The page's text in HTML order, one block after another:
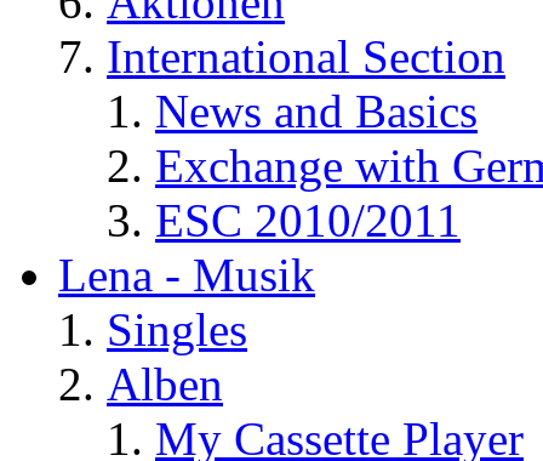
International Section
News and Basics
Exchange with
ESC 2010/2011
Lena - Musik
Singles
Alben
My Cassette Player